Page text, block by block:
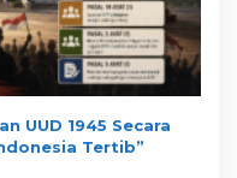
UUD 1945 Secara
Tertib”